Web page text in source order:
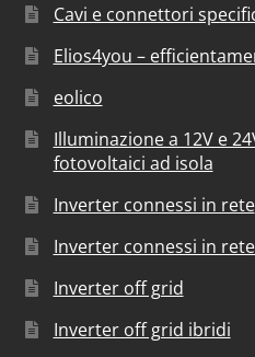
Cavi e connettori
Elios4you –
eolico
Illuminazione a 12V e
fotovoltaici ad isola
Inverter connessi in rete
Inverter connessi in
Inverter off grid
Inverter off grid ibridi